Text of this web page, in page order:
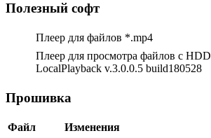
Полезный софт
Плеер для файлов *.mp4
Плеер для просмотра файлов с HDD
LocalPlayback v.3.0.0.5 build180528
Прошивка
Файл Изменения